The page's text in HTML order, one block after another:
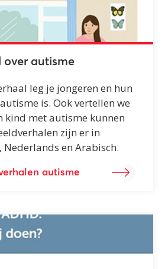
over autisme
leg je jongeren en hun
is. Ook vertellen we
kind met autisme kunnen
zijn er in
Nederlands en Arabisch.
autisme